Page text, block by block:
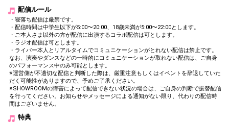
配信ルール
・寝落ち配信は厳禁です。
・配信時間は中学生以下が5:00〜20:00、18歳未満が5:00〜22:00とします。
・ご本人さま以外の方が配信に出演するコラボ配信は可とします。
・ラジオ配信は可とします。
・ライバー本人とリアルタイムでコミュニケーションがとれない配信は禁止です。
なお、演奏やダンスなどの一時的にコミュニケーションが取れない配信は、ご自身
のパフォーマンス中のみ可能とします。
※運営側が不適切な配信と判断した際は、厳重注意もしくはイベントを辞退していた
だく可能性がありますので、予めご了承ください。
※SHOWROOMの障害によって配信できない状況の場合は、ご自身の判断で振替配信
を行ってください。お知らせやメッセージによる通知がない限り、代わりの配信時
間はございません。
特典